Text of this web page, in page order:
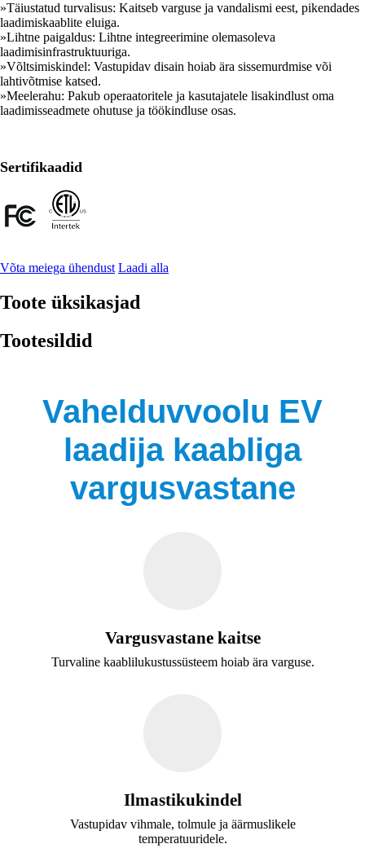
»Täiustatud turvalisus: Kaitseb varguse ja vandalismi eest, pikendades
laadimiskaablite eluiga.
»Lihtne paigaldus: Lihtne integreerimine olemasoleva
laadimisinfrastruktuuriga.
»Võltsimiskindel: Vastupidav disain hoiab ära sissemurdmise või
lahtivõtmise katsed.
»Meelerahu: Pakub operaatoritele ja kasutajatele lisakindlust oma
laadimisseadmete ohutuse ja töökindluse osas.
Sertifikaadid
Võta meiega ühendust Laadi alla
Toote üksikasjad
Tootesildid
Vahelduvvoolu EV
laadija kaabliga
vargusvastane
Vargusvastane kaitse
Turvaline kaablilukustussüsteem hoiab ära varguse.
Ilmastikukindel
Vastupidav vihmale, tolmule ja äärmuslikele
temperatuuridele.